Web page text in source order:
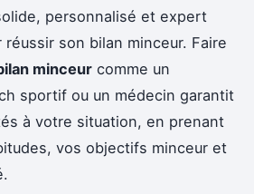
personnalisé et expert
son bilan minceur. Faire
minceur comme un
sportif ou un médecin garantit
à votre situation, en prenant
vos objectifs minceur et